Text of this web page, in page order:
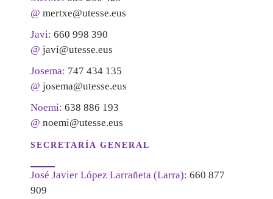
@ mertxe@utesse.eus
Javi: 660 998 390
@ javi@utesse.eus
Josema: 747 434 135
@ josema@utesse.eus
Noemi: 638 886 193
@ noemi@utesse.eus
SECRETARÍA GENERAL
José Javier López Larrañeta (Larra): 660 877
909